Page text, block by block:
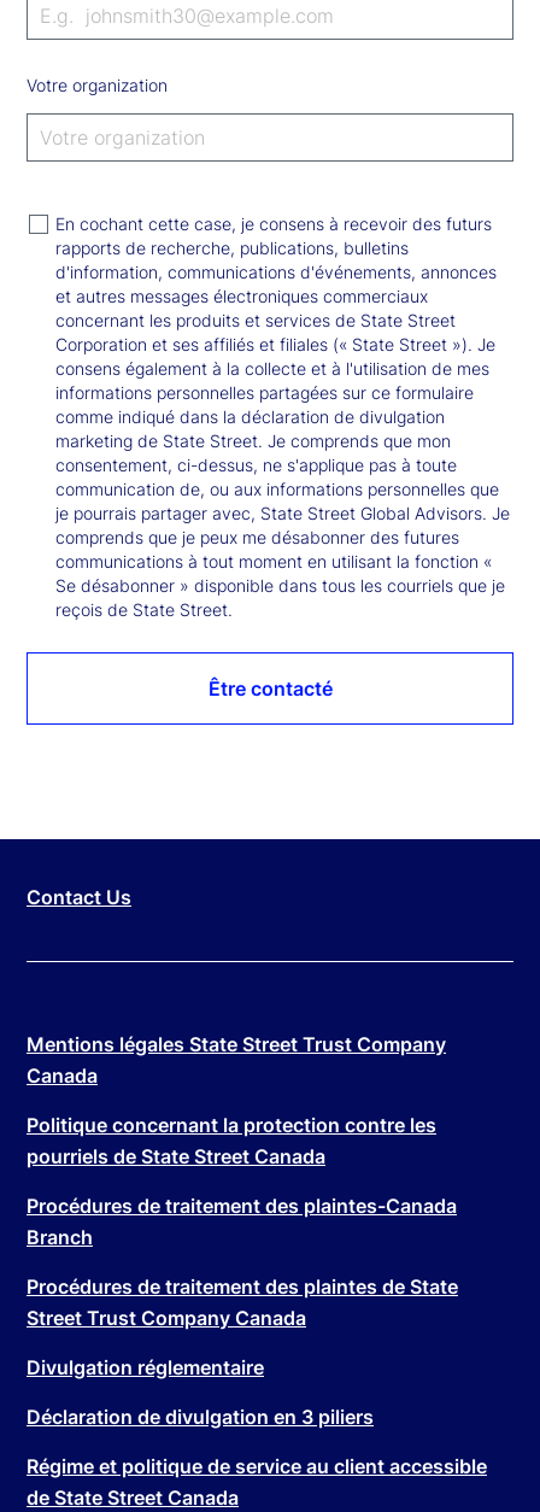
Votre organization
En cochant cette case, je consens à recevoir des futurs
rapports de recherche, publications, bulletins
d'information, communications d'événements, annonces
et autres messages électroniques commerciaux
concernant les produits et services de State Street
Corporation et ses affiliés et filiales (« State Street »). Je
consens également à la collecte et à l'utilisation de mes
informations personnelles partagées sur ce formulaire
comme indiqué dans la déclaration de divulgation
marketing de State Street. Je comprends que mon
consentement, ci-dessus, ne s'applique pas à toute
communication de, ou aux informations personnelles que
je pourrais partager avec, State Street Global Advisors. Je
comprends que je peux me désabonner des futures
communications à tout moment en utilisant la fonction «
Se désabonner » disponible dans tous les courriels que je
reçois de State Street.
Être contacté
Contact Us
Mentions légales State Street Trust Company
Canada
Politique concernant la protection contre les
pourriels de State Street Canada
Procédures de traitement des plaintes-Canada
Branch
Procédures de traitement des plaintes de State
Street Trust Company Canada
Divulgation réglementaire
Déclaration de divulgation en 3 piliers
Régime et politique de service au client accessible
de State Street Canada